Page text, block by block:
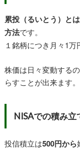
累投（るいとう）と
方法です。
１銘柄につき月々1万
株価は日々変動する
らすことが出来ます。
NISAでの積み立
投信積立は500円から